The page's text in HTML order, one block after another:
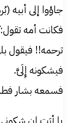
جاؤوا إلى أبيه
فكانت أمه
ترحمه!! فيقول
فيشكونه إِلَیَّ.
فسمعه بشار